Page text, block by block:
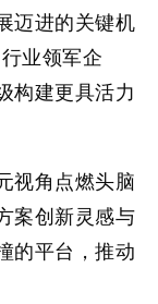
迈进的关键机
业领军企
构建更具活力
视角点燃头脑
案创新灵感与
的平台，推动